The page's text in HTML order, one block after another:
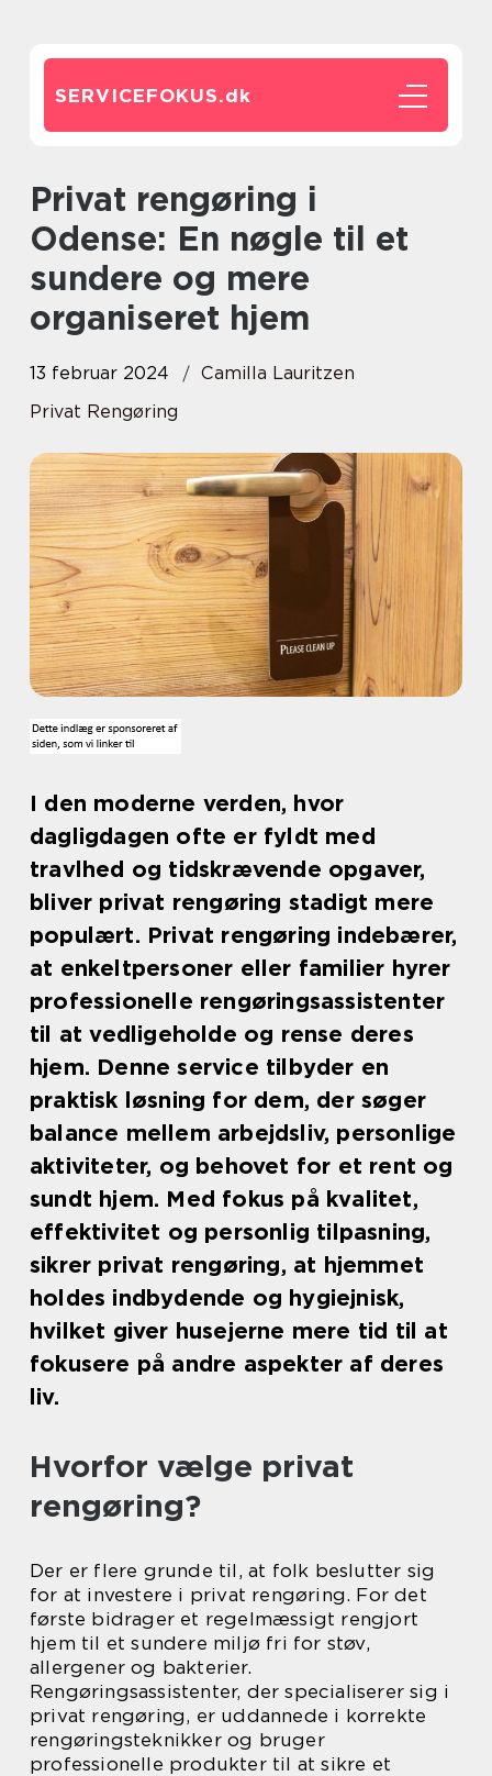
SERVICEFOKUS.dk
Privat rengøring i
Odense: En nøgle til et
sundere og mere
organiseret hjem
13 februar 2024
Camilla Lauritzen
Privat Rengøring
I den moderne verden, hvor
dagligdagen ofte er fyldt med
travlhed og tidskrævende opgaver,
bliver privat rengøring stadigt mere
populært. Privat rengøring indebærer,
at enkeltpersoner eller familier hyrer
professionelle rengøringsassistenter
til at vedligeholde og rense deres
hjem. Denne service tilbyder en
praktisk løsning for dem, der søger
balance mellem arbejdsliv, personlige
aktiviteter, og behovet for et rent og
sundt hjem. Med fokus på kvalitet,
effektivitet og personlig tilpasning,
sikrer privat rengøring, at hjemmet
holdes indbydende og hygiejnisk,
hvilket giver husejerne mere tid til at
fokusere på andre aspekter af deres
liv.
Hvorfor vælge privat
rengøring?
Der er flere grunde til, at folk beslutter sig
for at investere i privat rengøring. For det
første bidrager et regelmæssigt rengjort
hjem til et sundere miljø fri for støv,
allergener og bakterier.
Rengøringsassistenter, der specialiserer sig i
privat rengøring, er uddannede i korrekte
rengøringsteknikker og bruger
professionelle produkter til at sikre et